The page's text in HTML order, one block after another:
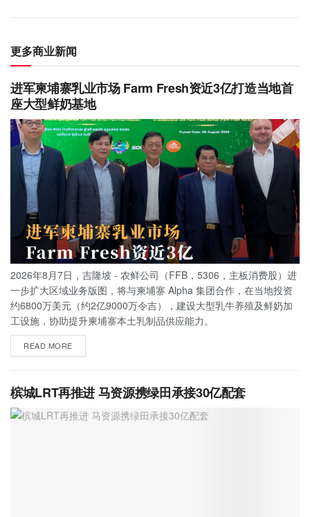
更多商业新闻
进军柬埔寨乳业市场 Farm Fresh资近3亿打造当地首
座大型鲜奶基地
2026年8月7日，吉隆坡 - 农鲜公司（FFB，5306，主板消费股）进
一步扩大区域业务版图，将与柬埔寨 Alpha 集团合作，在当地投资
约6800万美元（约2亿9000万令吉），建设大型乳牛养殖及鲜奶加
工设施，协助提升柬埔寨本土乳制品供应能力。
READ MORE
槟城LRT再推进 马资源携绿田承接30亿配套